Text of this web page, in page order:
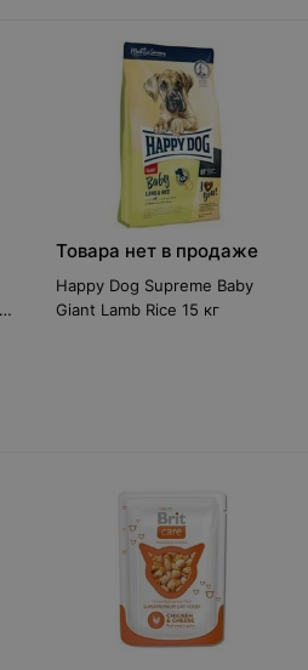
Товара нет в продаже
Happy Dog Supreme Baby
Giant Lamb Rice 15 кг